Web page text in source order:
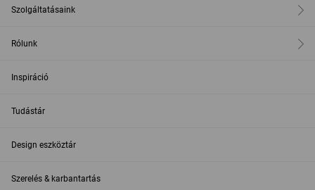
Szolgáltatásaink
Rólunk
Inspiráció
Tudástár
Design eszköztár
Szerelés & karbantartás